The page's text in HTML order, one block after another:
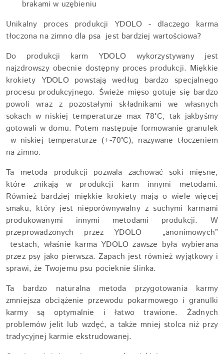
brakami w uzębieniu
Unikalny proces produkcji YDOLO - dlaczego karma
tłoczona na zimno dla psa jest bardziej wartościowa?
Do produkcji karm YDOLO wykorzystywany jest
najzdrowszy obecnie dostępny proces produkcji. Miękkie
krokiety YDOLO powstają według bardzo specjalnego
procesu produkcyjnego. Świeże mięso gotuje się bardzo
powoli wraz z pozostałymi składnikami we własnych
sokach w niskiej temperaturze max 78°C, tak jakbyśmy
gotowali w domu. Potem następuje formowanie granulek
w niskiej temperaturze (+-70°C), nazywane tłoczeniem
na zimno.
Ta metoda produkcji pozwala zachować soki mięsne,
które znikają w produkcji karm innymi metodami.
Również bardziej miękkie krokiety mają o wiele więcej
smaku, który jest nieporównywalny z suchymi karmami
produkowanymi innymi metodami produkcji. W
przeprowadzonych przez YDOLO „anonimowych”
testach, właśnie karma YDOLO zawsze była wybierana
przez psy jako pierwsza. Zapach jest również wyjątkowy i
sprawi, że Twojemu psu pocieknie ślinka.
Ta bardzo naturalna metoda przygotowania karmy
zmniejsza obciążenie przewodu pokarmowego i granulki
karmy są optymalnie i łatwo trawione. Żadnych
problemów jelit lub wzdęć, a także mniej stolca niż przy
tradycyjnej karmie ekstrudowanej.